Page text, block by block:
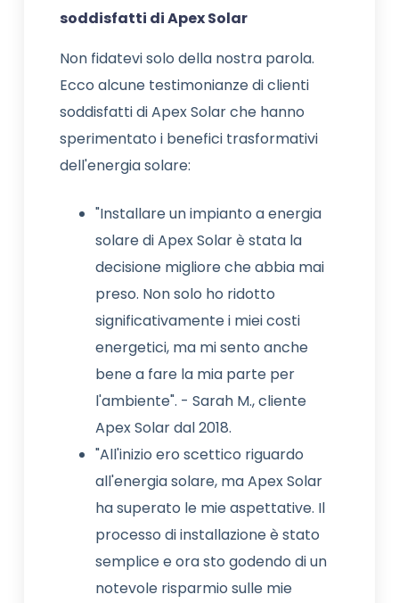
soddisfatti di Apex Solar
Non fidatevi solo della nostra parola.
Ecco alcune testimonianze di clienti
soddisfatti di Apex Solar che hanno
sperimentato i benefici trasformativi
dell'energia solare:
"Installare un impianto a energia
solare di Apex Solar è stata la
decisione migliore che abbia mai
preso. Non solo ho ridotto
significativamente i miei costi
energetici, ma mi sento anche
bene a fare la mia parte per
l'ambiente". - Sarah M., cliente
Apex Solar dal 2018.
"All'inizio ero scettico riguardo
all'energia solare, ma Apex Solar
ha superato le mie aspettative. Il
processo di installazione è stato
semplice e ora sto godendo di un
notevole risparmio sulle mie